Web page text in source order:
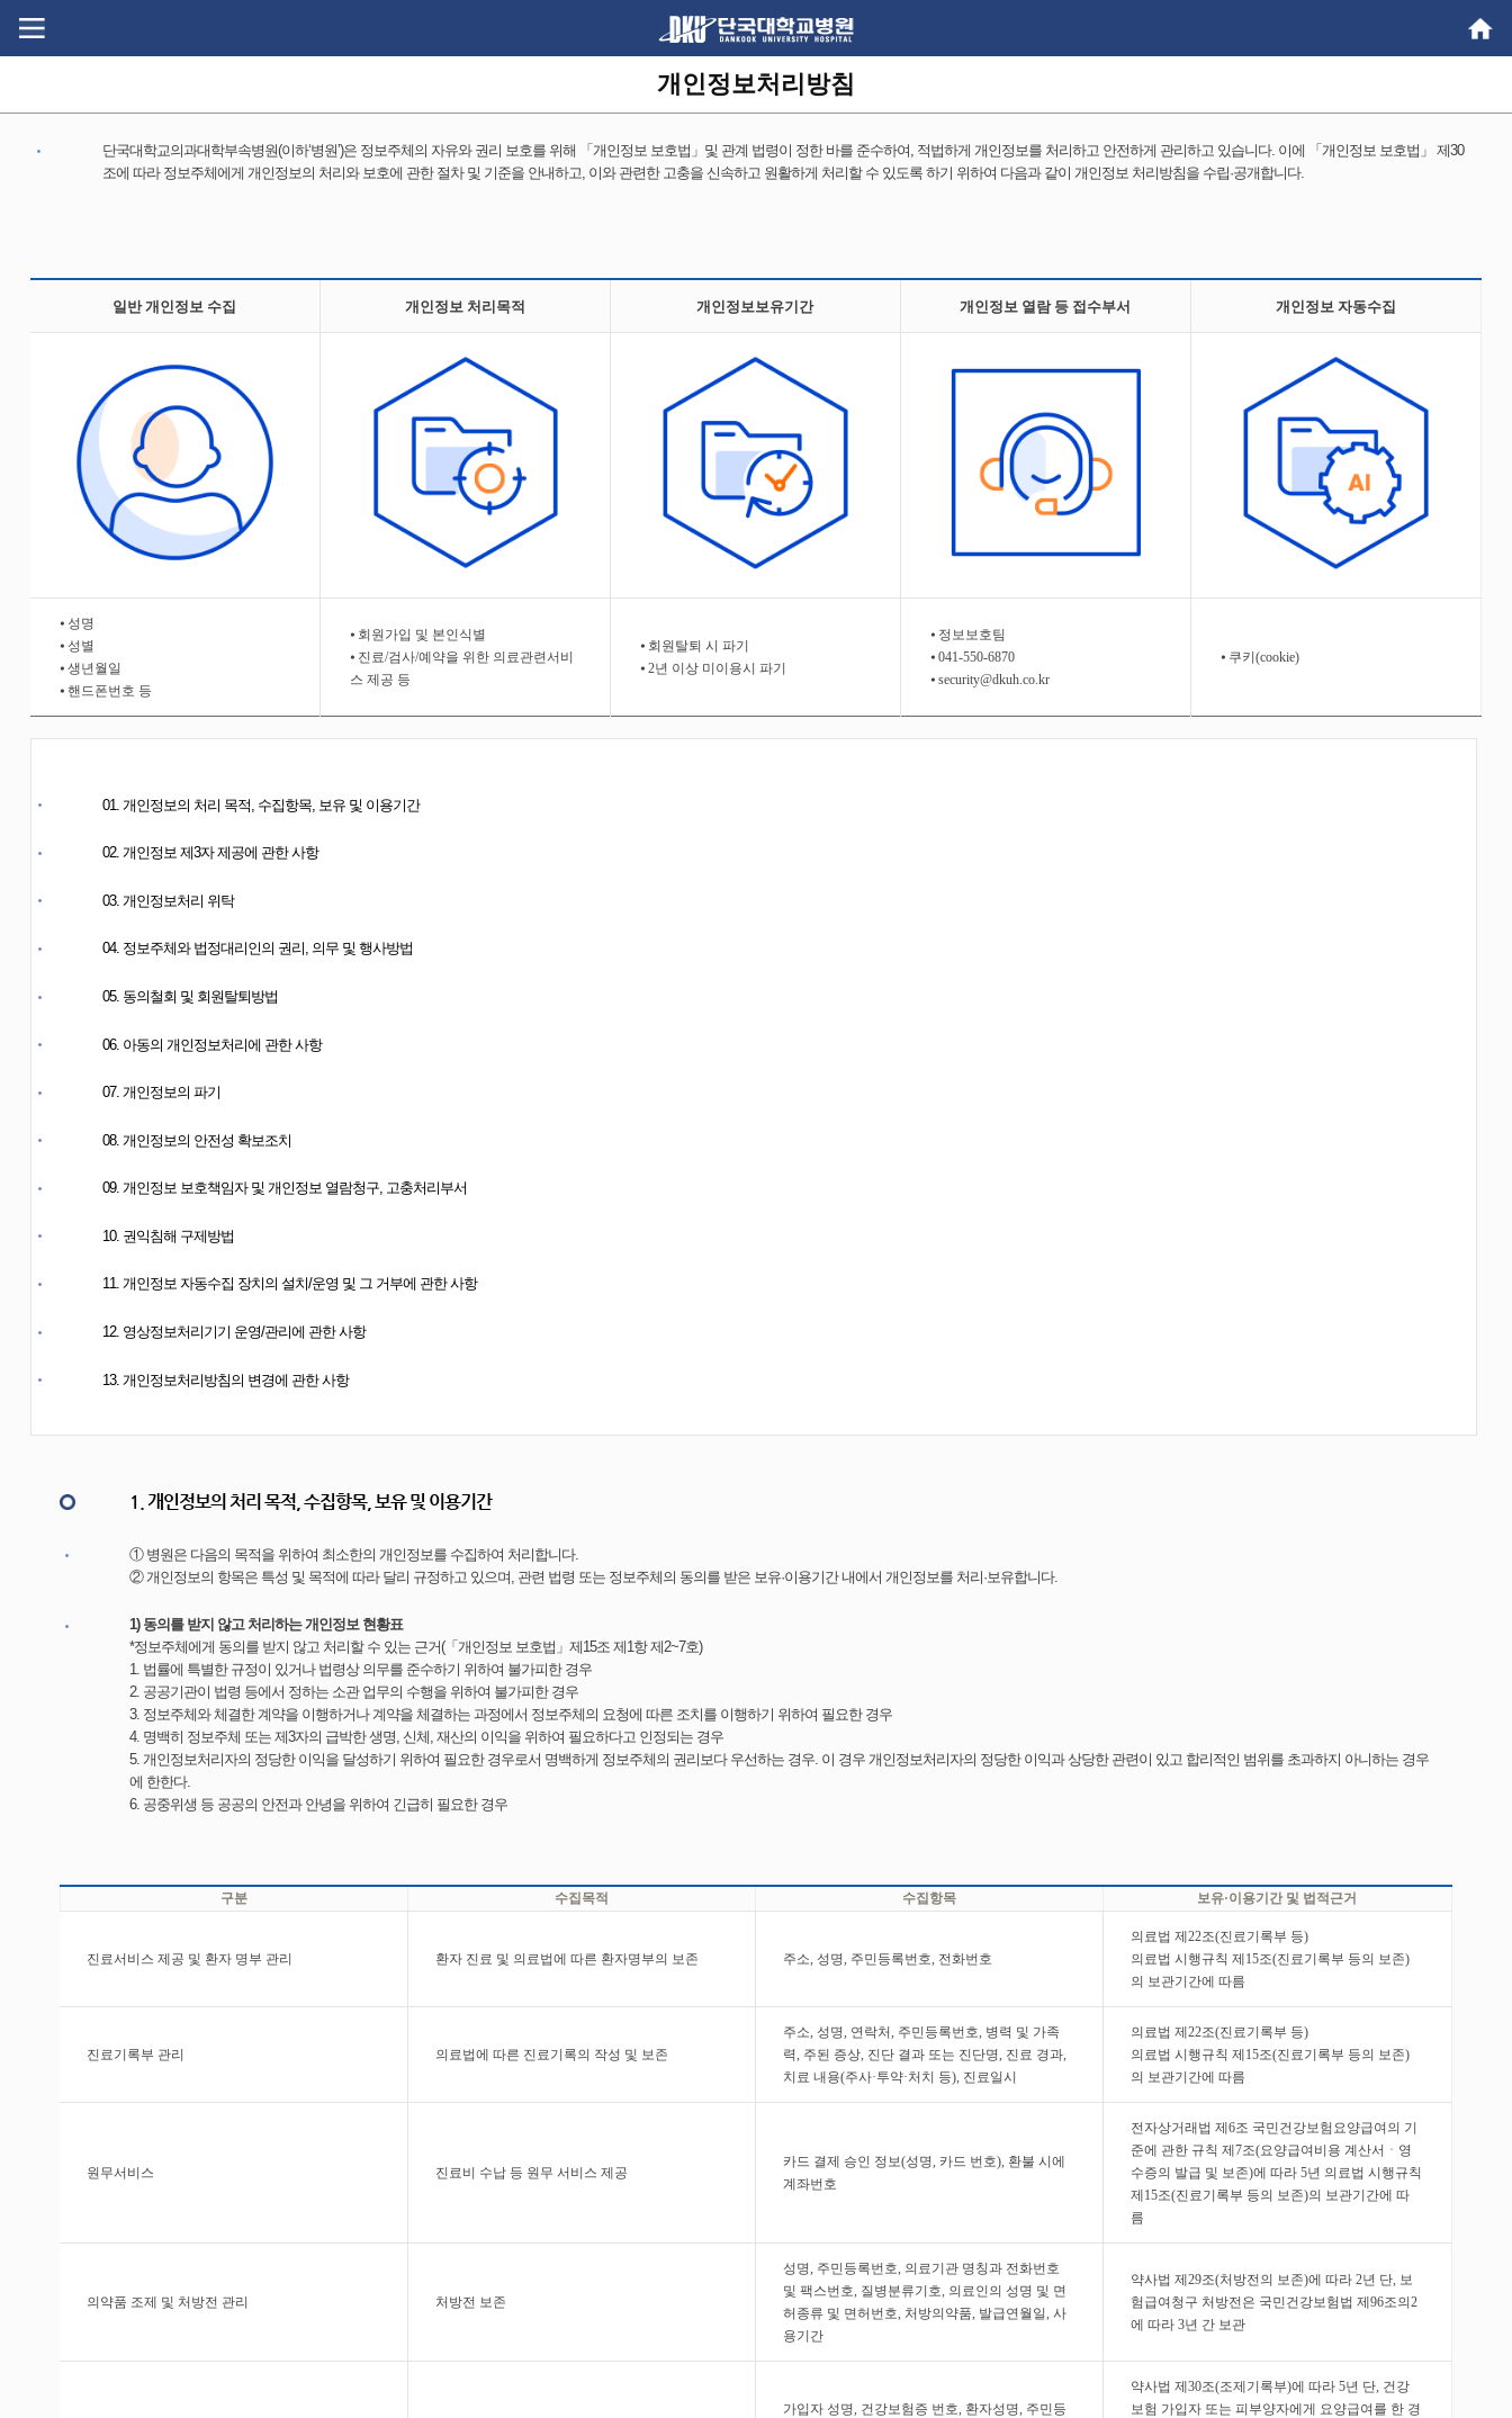
content
menu
개인정보처리방침
단국대학교의과대학부속병원(이하‘병원’)은 정보주체의 자유와 권리 보호를 위해 「개인정보 보호법」및 관계 법령이 정한 바를 준수하여, 적법하게 개인정보를 처리하고 안전하게 관리하고 있습니다. 이에 「개인정보 보호법」 제30
조에 따라 정보주체에게 개인정보의 처리와 보호에 관한 절차 및 기준을 안내하고, 이와 관련한 고충을 신속하고 원활하게 처리할 수 있도록 하기 위하여 다음과 같이 개인정보 처리방침을 수립·공개합니다.
일반 개인정보 수집 개인정보 처리목적 개인정보보유기간 개인정보 열람 등 접수부서 개인정보 자동수집
⦁ 성명
⦁ 성별
⦁ 생년월일
⦁ 핸드폰번호 등
⦁ 회원가입 및 본인식별
⦁ 진료/검사/예약을 위한 의료관련서비
스 제공 등
⦁ 회원탈퇴 시 파기
⦁ 2년 이상 미이용시 파기
⦁ 정보보호팀
⦁ 041-550-6870
⦁ security@dkuh.co.kr
⦁ 쿠키(cookie)
01. 개인정보의 처리 목적, 수집항목, 보유 및 이용기간
02. 개인정보 제3자 제공에 관한 사항
03. 개인정보처리 위탁
04. 정보주체와 법정대리인의 권리, 의무 및 행사방법
05. 동의철회 및 회원탈퇴방법
06. 아동의 개인정보처리에 관한 사항
07. 개인정보의 파기
08. 개인정보의 안전성 확보조치
09. 개인정보 보호책임자 및 개인정보 열람청구, 고충처리부서
10. 권익침해 구제방법
11. 개인정보 자동수집 장치의 설치/운영 및 그 거부에 관한 사항
12. 영상정보처리기기 운영/관리에 관한 사항
13. 개인정보처리방침의 변경에 관한 사항
1. 개인정보의 처리 목적, 수집항목, 보유 및 이용기간
① 병원은 다음의 목적을 위하여 최소한의 개인정보를 수집하여 처리합니다.
② 개인정보의 항목은 특성 및 목적에 따라 달리 규정하고 있으며, 관련 법령 또는 정보주체의 동의를 받은 보유·이용기간 내에서 개인정보를 처리·보유합니다.
1) 동의를 받지 않고 처리하는 개인정보 현황표
*정보주체에게 동의를 받지 않고 처리할 수 있는 근거(「개인정보 보호법」제15조 제1항 제2~7호)
1. 법률에 특별한 규정이 있거나 법령상 의무를 준수하기 위하여 불가피한 경우
2. 공공기관이 법령 등에서 정하는 소관 업무의 수행을 위하여 불가피한 경우
3. 정보주체와 체결한 계약을 이행하거나 계약을 체결하는 과정에서 정보주체의 요청에 따른 조치를 이행하기 위하여 필요한 경우
4. 명백히 정보주체 또는 제3자의 급박한 생명, 신체, 재산의 이익을 위하여 필요하다고 인정되는 경우
5. 개인정보처리자의 정당한 이익을 달성하기 위하여 필요한 경우로서 명백하게 정보주체의 권리보다 우선하는 경우. 이 경우 개인정보처리자의 정당한 이익과 상당한 관련이 있고 합리적인 범위를 초과하지 아니하는 경우
에 한한다.
6. 공중위생 등 공공의 안전과 안녕을 위하여 긴급히 필요한 경우
구분 수집목적 수집항목 보유·이용기간 및 법적근거
진료서비스 제공 및 환자 명부 관리 환자 진료 및 의료법에 따른 환자명부의 보존 주소, 성명, 주민등록번호, 전화번호
의료법 제22조(진료기록부 등)
의료법 시행규칙 제15조(진료기록부 등의 보존)
의 보관기간에 따름
진료기록부 관리 의료법에 따른 진료기록의 작성 및 보존
주소, 성명, 연락처, 주민등록번호, 병력 및 가족
력, 주된 증상, 진단 결과 또는 진단명, 진료 경과,
치료 내용(주사·투약·처치 등), 진료일시
의료법 제22조(진료기록부 등)
의료법 시행규칙 제15조(진료기록부 등의 보존)
의 보관기간에 따름
원무서비스 진료비 수납 등 원무 서비스 제공
카드 결제 승인 정보(성명, 카드 번호), 환불 시에
계좌번호
전자상거래법 제6조 국민건강보험요양급여의 기
준에 관한 규칙 제7조(요양급여비용 계산서ㆍ영
수증의 발급 및 보존)에 따라 5년 의료법 시행규칙
제15조(진료기록부 등의 보존)의 보관기간에 따
름
의약품 조제 및 처방전 관리 처방전 보존
성명, 주민등록번호, 의료기관 명칭과 전화번호
및 팩스번호, 질병분류기호, 의료인의 성명 및 면
허종류 및 면허번호, 처방의약품, 발급연월일, 사
용기간
약사법 제29조(처방전의 보존)에 따라 2년 단, 보
험급여청구 처방전은 국민건강보험법 제96조의2
에 따라 3년 간 보관
가입자 성명, 건강보험증 번호, 환자성명, 주민등
약사법 제30조(조제기록부)에 따라 5년 단, 건강
보험 가입자 또는 피부양자에게 요양급여를 한 경